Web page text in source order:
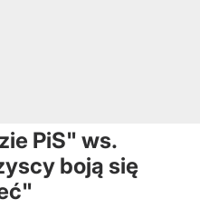
PiS" ws.
boją się